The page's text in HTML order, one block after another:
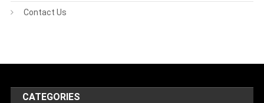
Contact Us
CATEGORIES